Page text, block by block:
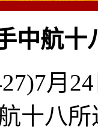
中航十
月
十八